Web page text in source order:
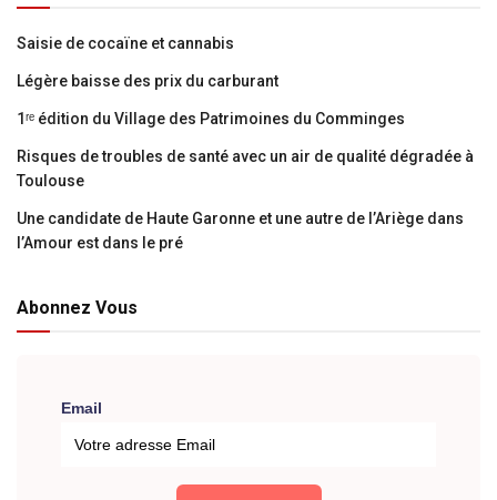
Saisie de cocaïne et cannabis
Légère baisse des prix du carburant
1ʳᵉ édition du Village des Patrimoines du Comminges
Risques de troubles de santé avec un air de qualité dégradée à
Toulouse
Une candidate de Haute Garonne et une autre de l’Ariège dans
l’Amour est dans le pré
Abonnez Vous
Email